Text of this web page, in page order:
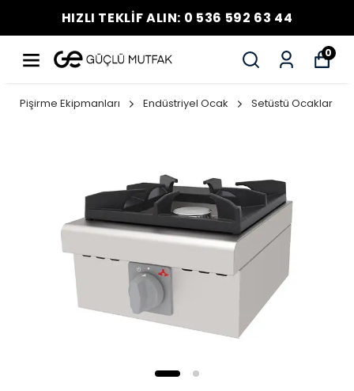
HIZLI TEKLİF ALIN: 0 536 592 63 44
0
Pişirme Ekipmanları Endüstriyel Ocak Setüstü Ocaklar